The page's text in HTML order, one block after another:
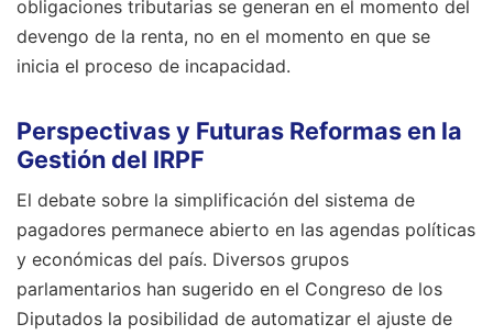
obligaciones tributarias se generan en el momento del
devengo de la renta, no en el momento en que se
inicia el proceso de incapacidad.
Perspectivas y Futuras Reformas en la
Gestión del IRPF
El debate sobre la simplificación del sistema de
pagadores permanece abierto en las agendas políticas
y económicas del país. Diversos grupos
parlamentarios han sugerido en el Congreso de los
Diputados la posibilidad de automatizar el ajuste de